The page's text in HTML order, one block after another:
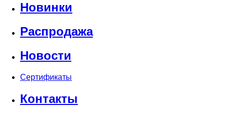
Новинки
Распродажа
Новости
Сертификаты
Контакты